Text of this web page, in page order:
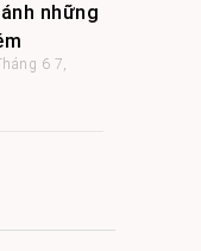
những
6 7,